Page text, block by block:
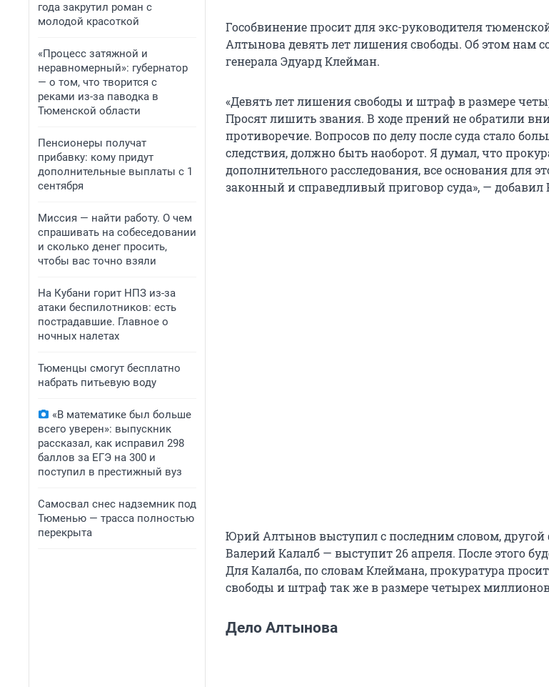
года закрутил роман с
молодой красоткой
«Процесс затяжной и
неравномерный»: губернатор
— о том, что творится с
реками из-за паводка в
Тюменской области
Пенсионеры получат
прибавку: кому придут
дополнительные выплаты с 1
сентября
Миссия — найти работу. О чем
спрашивать на собеседовании
и сколько денег просить,
чтобы вас точно взяли
На Кубани горит НПЗ из-за
атаки беспилотников: есть
пострадавшие. Главное о
ночных налетах
Тюменцы смогут бесплатно
набрать питьевую воду
«В математике был больше
всего уверен»: выпускник
рассказал, как исправил 298
баллов за ЕГЭ на 300 и
поступил в престижный вуз
Самосвал снес надземник под
Тюменью — трасса полностью
перекрыта
Гособвинение просит для экс-руководителя
Алтынова девять лет лишения свободы. Об этом нам
генерала Эдуард Клейман.
«Девять лет лишения свободы и штраф в размере
Просят лишить звания. В ходе прений не обратили
противоречие. Вопросов по делу после суда стало
следствия, должно быть наоборот. Я думал, что
дополнительного расследования, все основания для
законный и справедливый приговор суда», — добавил
Юрий Алтынов выступил с последним словом, другой
Валерий Калалб — выступит 26 апреля. После этого
Для Калалба, по словам Клеймана, прокуратура
свободы и штраф так же в размере четырех
Дело Алтынова